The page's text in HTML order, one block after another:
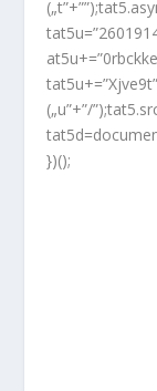
(„u”+”/
})();